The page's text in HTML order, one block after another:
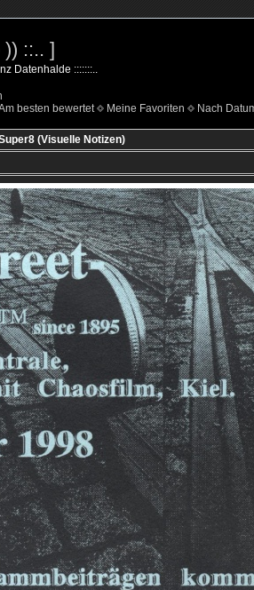
::.. ]
Datenhalde :::::::..
besten bewertet Meine Favoriten Nach
(Visuelle Notizen)